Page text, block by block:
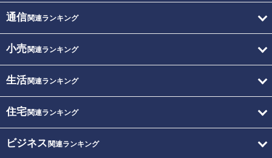
通信関連ランキング
小売関連ランキング
生活関連ランキング
住宅関連ランキング
ビジネス 関連ランキング